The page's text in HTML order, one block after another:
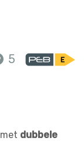
5
met dubbele